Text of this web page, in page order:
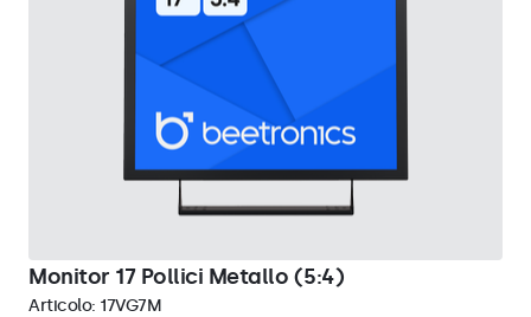
Monitor 17 Pollici Metallo (5:4)
Articolo: 17VG7M